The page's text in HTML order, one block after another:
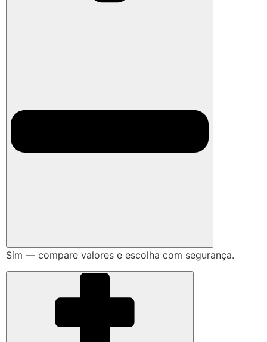
Sim — compare valores e escolha com segurança.